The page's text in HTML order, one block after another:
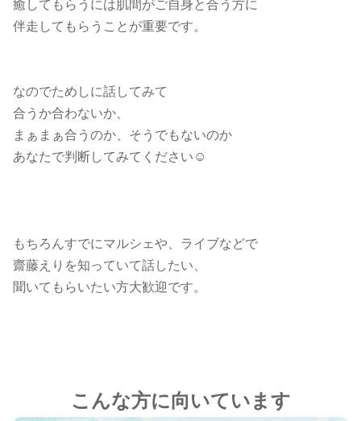
癒してもらうには肌間がご自身と合う方に
伴走してもらうことが重要です。
なのでためしに話してみて
合うか合わないか、
まぁまぁ合うのか、そうでもないのか
あなたで判断してみてください☺️
もちろんすでにマルシェや、ライブなどで
齋藤えりを知っていて話したい、
聞いてもらいたい方大歓迎です。
こんな方に向いています